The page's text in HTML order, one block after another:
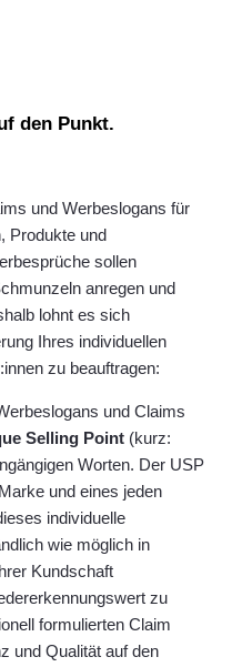
den Punkt.
und Werbeslogans für
Produkte und
sollen
anregen und
lohnt es sich
Ihres individuellen
zu beauftragen:
und Claims
Selling Point(kurz:
Worten. Der USP
und eines jeden
individuelle
wie möglich in
Kundschaft
zu
formulierten Claim
und Qualität auf den